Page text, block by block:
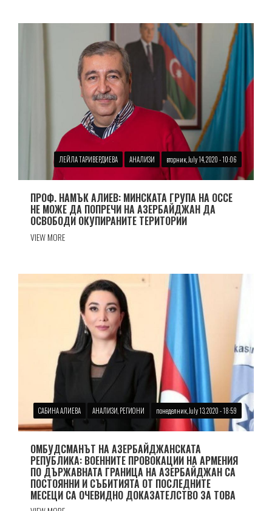
ЛЕЙЛА ТАРИВЕРДИЕВА АНАЛИЗИ вторник, July 14, 2020 - 10:06
ПРОФ. НАМЪК АЛИЕВ: МИНСКАТА ГРУПА НА ОССЕ
НЕ МОЖЕ ДА ПОПРЕЧИ НА АЗЕРБАЙДЖАН ДА
ОСВОБОДИ ОКУПИРАНИТЕ ТЕРИТОРИИ
VIEW MORE
САБИНА АЛИЕВА АНАЛИЗИ, РЕГИОНИ понеделник, July 13, 2020 - 18:59
ОМБУДСМАНЪТ НА АЗЕРБАЙДЖАНСКАТА
РЕПУБЛИКА: ВОЕННИТЕ ПРОВОКАЦИИ НА АРМЕНИЯ
ПО ДЪРЖАВНАТА ГРАНИЦА НА АЗЕРБАЙДЖАН СА
ПОСТОЯННИ И СЪБИТИЯТА ОТ ПОСЛЕДНИТЕ
МЕСЕЦИ СА ОЧЕВИДНО ДОКАЗАТЕЛСТВО ЗА ТОВА